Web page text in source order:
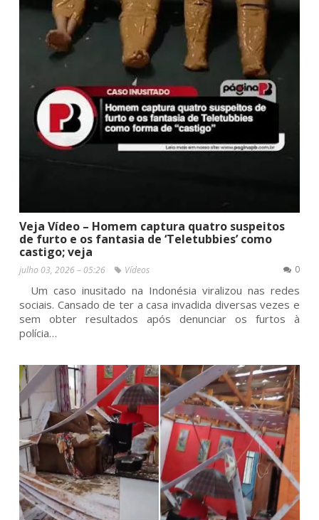
Veja Vídeo – Homem captura quatro suspeitos
de furto e os fantasia de ‘Teletubbies’ como
castigo; veja
julho 03, 2026 – 05:26 Vídeos 0
Um caso inusitado na Indonésia viralizou nas redes
sociais. Cansado de ter a casa invadida diversas vezes e
sem obter resultados após denunciar os furtos à
polícia…